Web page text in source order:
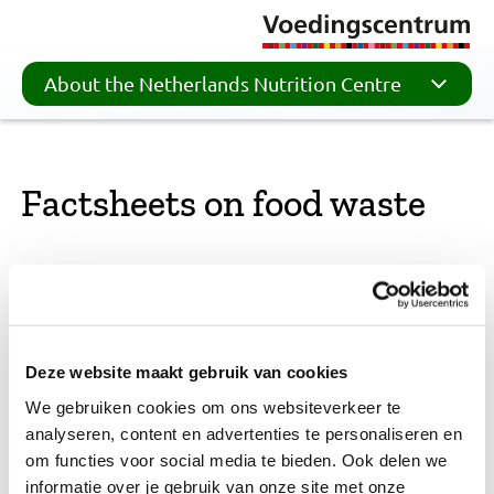
Deze website maakt gebruik van cookies
We gebruiken cookies om ons websiteverkeer te
analyseren, content en advertenties te personaliseren en
om functies voor social media te bieden. Ook delen we
informatie over je gebruik van onze site met onze
About the Netherlands Nutrition Centre
Factsheets on food waste
environment. Therefore, sustainable food and
important worldwide. In our fact sheets we go into
these topics extensively.